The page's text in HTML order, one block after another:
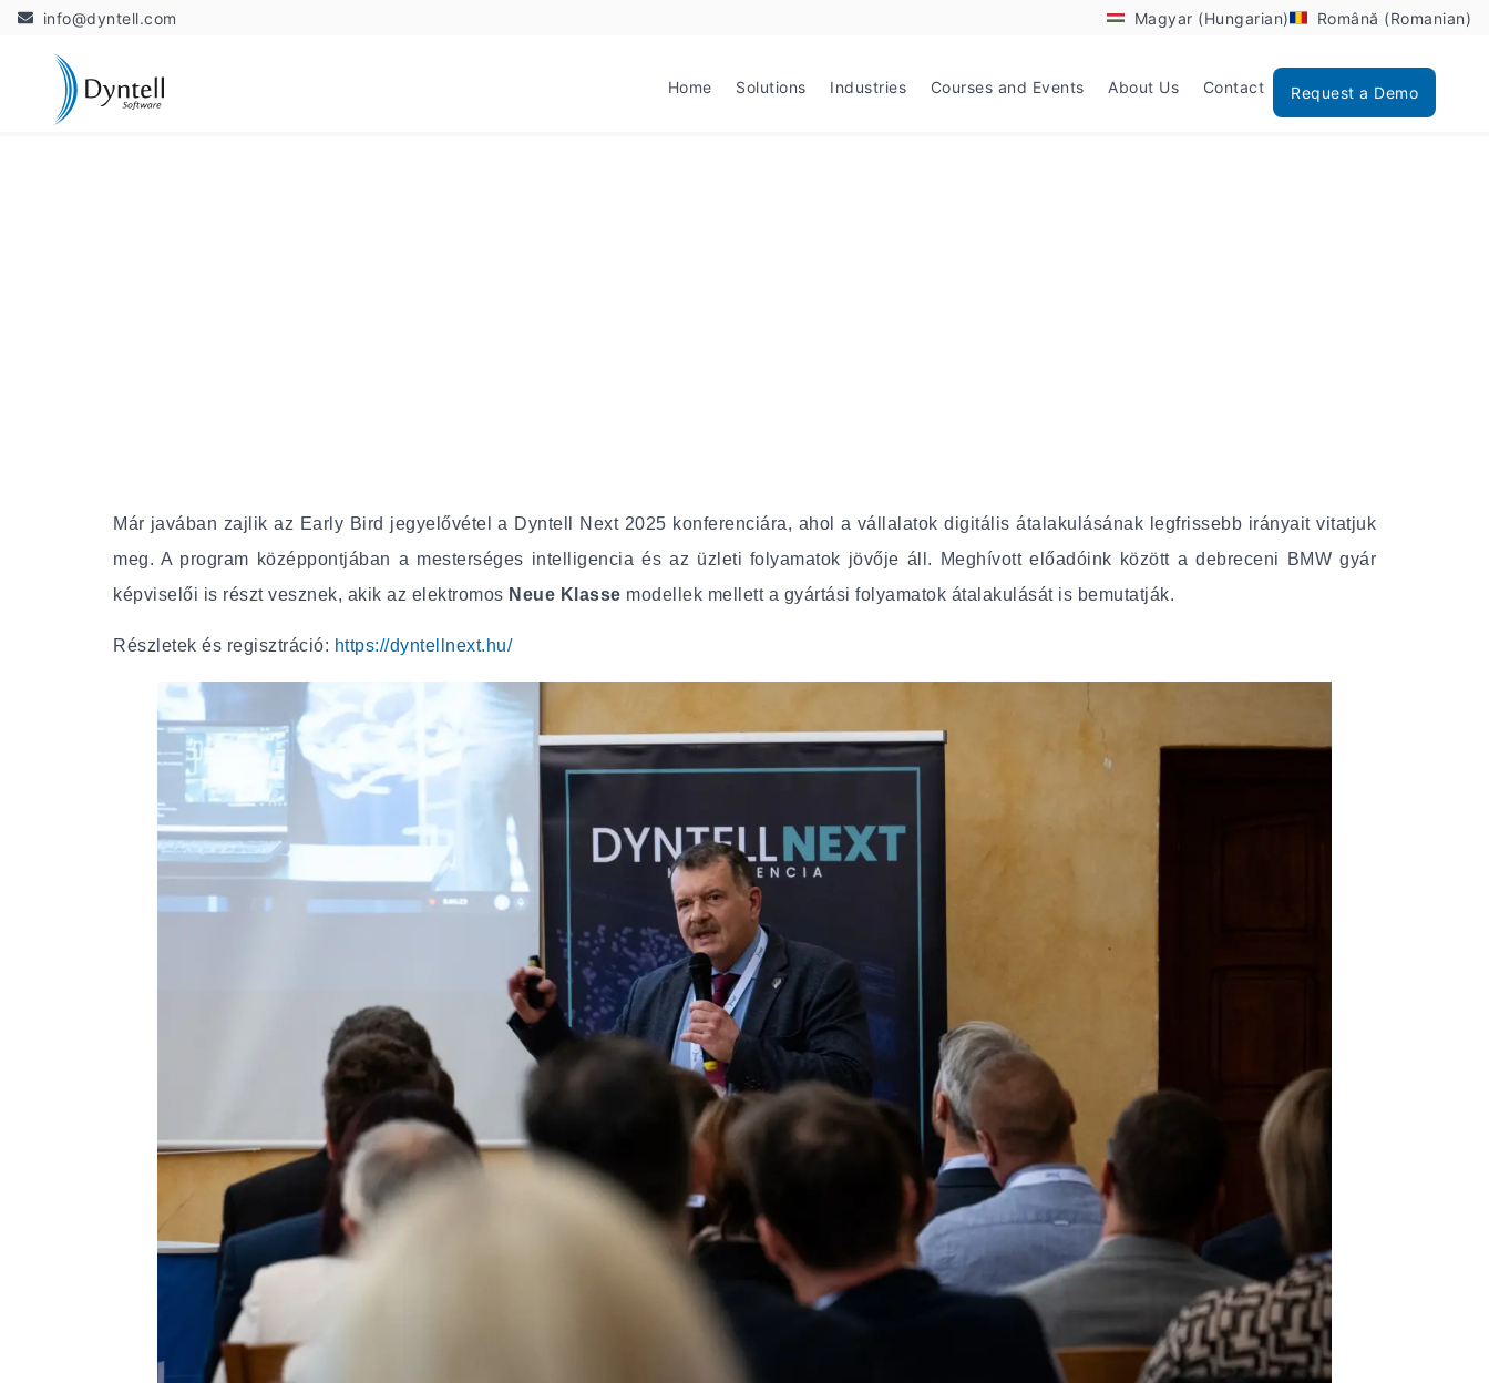
info@dyntell.com Magyar (Hungarian) Română (Romanian)
Home Solutions Industries Courses and Events About Us Contact Request a Demo
Már javában zajlik az Early Bird jegyelővétel a Dyntell Next 2025 konferenciára, ahol a vállalatok digitális átalakulásának legfrissebb irányait vitatjuk
meg. A program középpontjában a mesterséges intelligencia és az üzleti folyamatok jövője áll. Meghívott előadóink között a debreceni BMW gyár
képviselői is részt vesznek, akik az elektromos Neue Klasse modellek mellett a gyártási folyamatok átalakulását is bemutatják.
Részletek és regisztráció: https://dyntellnext.hu/